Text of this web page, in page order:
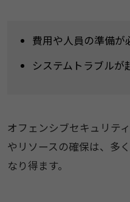
費用や人員の準備が
システムトラブルが
オフェンシブセキュリテ
やリソースの確保は、多
なり得ます。